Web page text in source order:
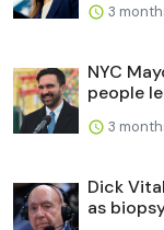
3
NYC
people
3
Dick
as